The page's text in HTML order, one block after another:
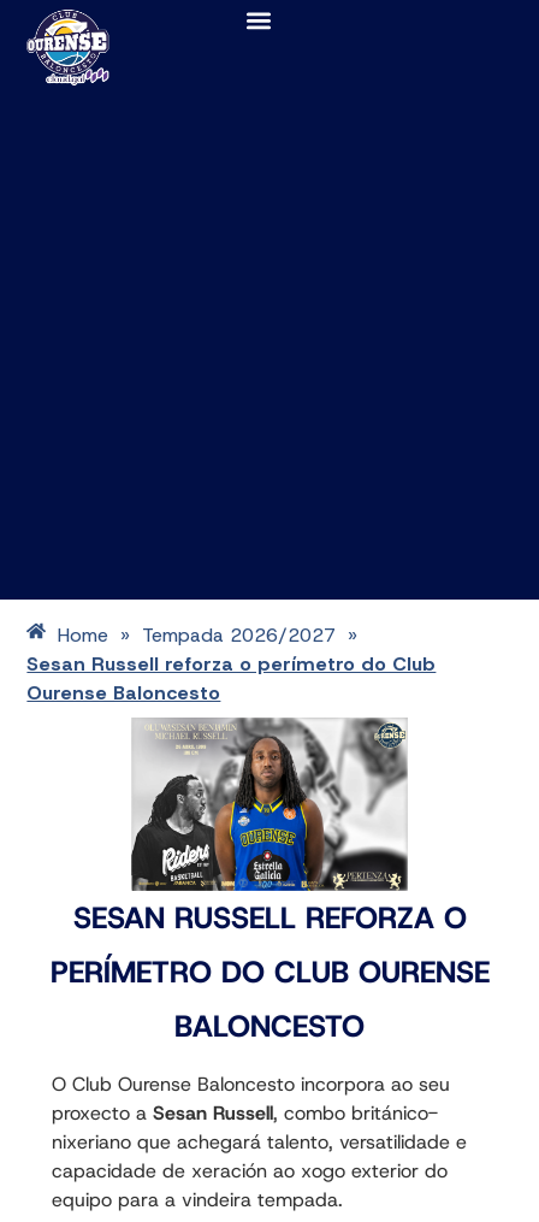
Home » Tempada 2026/2027 »
Sesan Russell reforza o perímetro do Club
Ourense Baloncesto
SESAN RUSSELL REFORZA O
PERÍMETRO DO CLUB OURENSE
BALONCESTO
O Club Ourense Baloncesto incorpora ao seu
proxecto a Sesan Russell, combo británico-
nixeriano que achegará talento, versatilidade e
capacidade de xeración ao xogo exterior do
equipo para a vindeira tempada.